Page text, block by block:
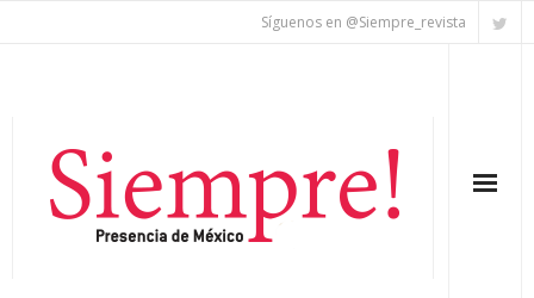
Síguenos en @Siempre_revista